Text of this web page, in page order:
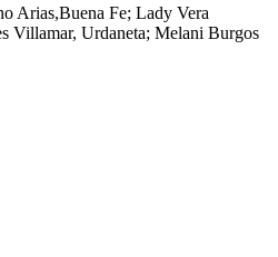
Arias,Buena Fe; Lady Vera
Villamar, Urdaneta; Melani Burgos